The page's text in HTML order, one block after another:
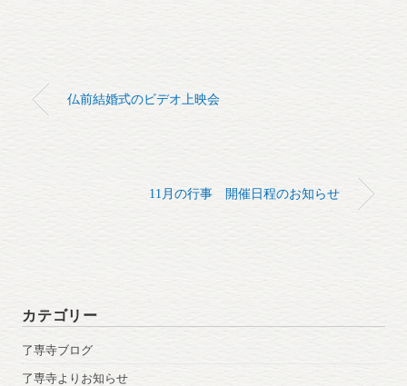
仏前結婚式のビデオ上映会
11月の行事 開催日程のお知らせ
カテゴリー
了専寺ブログ
了専寺よりお知らせ